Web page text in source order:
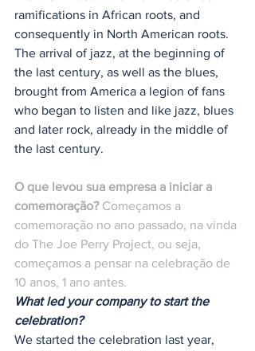
ramifications in African roots, and
consequently in North American roots.
The arrival of jazz, at the beginning of
the last century, as well as the blues,
brought from America a legion of fans
who began to listen and like jazz, blues
and later rock, already in the middle of
the last century.
O que levou sua empresa a iniciar a
comemoração? Começamos a
comemoração no ano passado, na vinda
do The Joe Perry Project, ou seja,
começamos a pensar na celebração de
10 anos, 1 ano antes.
What led your company to start the
celebration?
We started the celebration last year,